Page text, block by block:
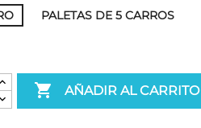
PALETAS DE 5 CARROS
 AÑADIR AL CARRITO